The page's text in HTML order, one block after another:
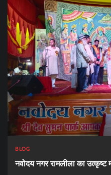
BLOG
नवोदय नगर रामलीला का उत्कृष्ट